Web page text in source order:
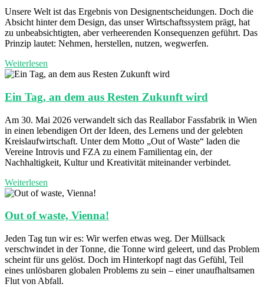
Unsere Welt ist das Ergebnis von Designentscheidungen. Doch die
Absicht hinter dem Design, das unser Wirtschaftssystem prägt, hat
zu unbeabsichtigten, aber verheerenden Konsequenzen geführt. Das
Prinzip lautet: Nehmen, herstellen, nutzen, wegwerfen.
Weiterlesen
Ein Tag, an dem aus Resten Zukunft wird
Am 30. Mai 2026 verwandelt sich das Reallabor Fassfabrik in Wien
in einen lebendigen Ort der Ideen, des Lernens und der gelebten
Kreislaufwirtschaft. Unter dem Motto „Out of Waste“ laden die
Vereine Introvis und FZA zu einem Familientag ein, der
Nachhaltigkeit, Kultur und Kreativität miteinander verbindet.
Weiterlesen
Out of waste, Vienna!
Jeden Tag tun wir es: Wir werfen etwas weg. Der Müllsack
verschwindet in der Tonne, die Tonne wird geleert, und das Problem
scheint für uns gelöst. Doch im Hinterkopf nagt das Gefühl, Teil
eines unlösbaren globalen Problems zu sein – einer unaufhaltsamen
Flut von Abfall.